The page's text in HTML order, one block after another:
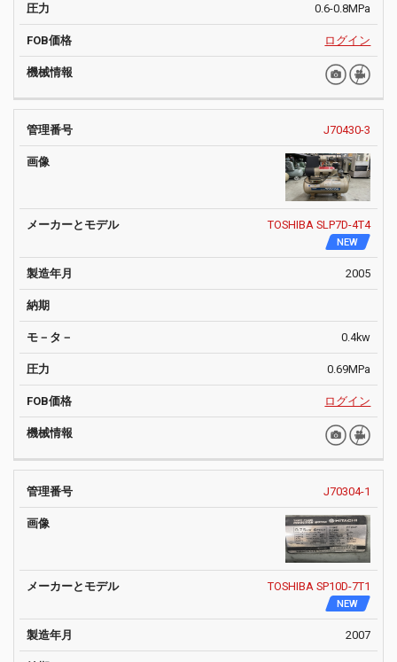
0.6-0.8MPa
ログイン
J70430-3
TOSHIBA SLP7D-4T4
NEW
2005
0.4kw
0.69MPa
ログイン
J70304-1
TOSHIBA SP10D-7T1
NEW
2007